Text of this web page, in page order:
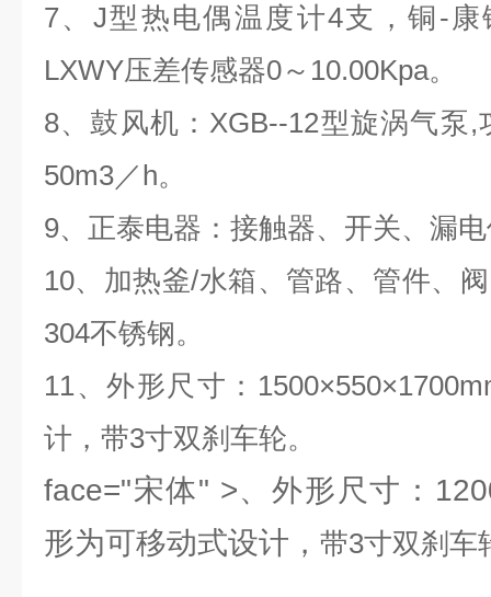
7、J型热电偶温度计4支，铜-
LXWY压差传感器0～10.00Kpa。
8、鼓风机：XGB--12型旋涡气泵
50m3／h。
9、正泰电器：接触器、开关、漏
10、加热釜/水箱、管路、管件、
304不锈钢。
11、外形尺寸：
计， 带3寸双刹车轮。
face="宋体" >、外形尺寸：
形为可移动式设计， 带3寸双刹车